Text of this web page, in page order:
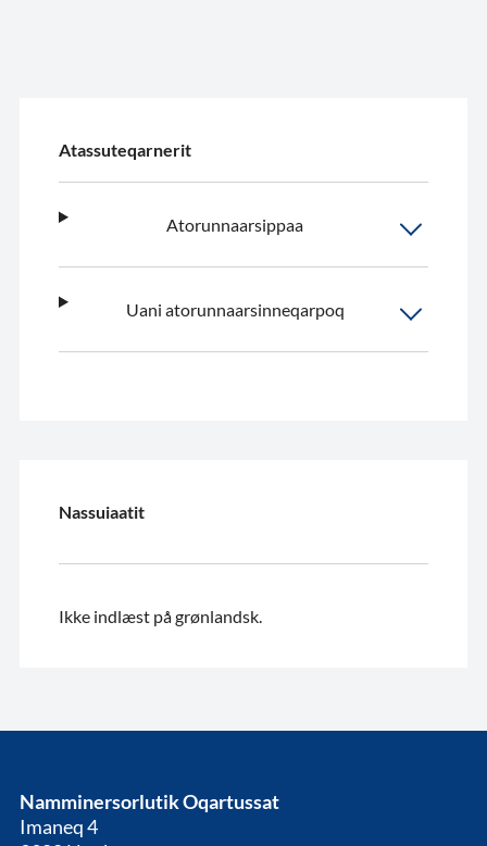
Atassuteqarnerit
Atorunnaarsippaa
Uani atorunnaarsinneqarpoq
Nassuiaatit
Ikke indlæst på grønlandsk.
Namminersorlutik Oqartussat
Imaneq 4